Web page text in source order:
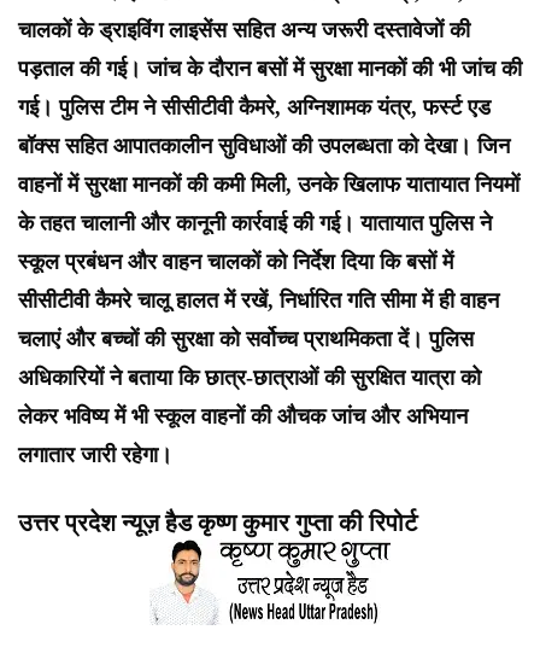
चालकों के ड्राइविंग लाइसेंस सहित अन्य जरूरी दस्तावेजों की
पड़ताल की गई। जांच के दौरान बसों में सुरक्षा मानकों की भी जांच की
गई। पुलिस टीम ने सीसीटीवी कैमरे, अग्निशामक यंत्र, फर्स्ट एड
बॉक्स सहित आपातकालीन सुविधाओं की उपलब्धता को देखा। जिन
वाहनों में सुरक्षा मानकों की कमी मिली, उनके खिलाफ यातायात नियमों
के तहत चालानी और कानूनी कार्रवाई की गई। यातायात पुलिस ने
स्कूल प्रबंधन और वाहन चालकों को निर्देश दिया कि बसों में
सीसीटीवी कैमरे चालू हालत में रखें, निर्धारित गति सीमा में ही वाहन
चलाएं और बच्चों की सुरक्षा को सर्वोच्च प्राथमिकता दें। पुलिस
अधिकारियों ने बताया कि छात्र-छात्राओं की सुरक्षित यात्रा को
लेकर भविष्य में भी स्कूल वाहनों की औचक जांच और अभियान
लगातार जारी रहेगा।
उत्तर प्रदेश न्यूज़ हैड कृष्ण कुमार गुप्ता की रिपोर्ट